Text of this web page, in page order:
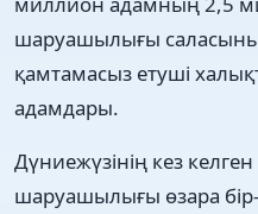
шаруашылығы
қамтамасыз етуші
адамдары.
Дүниежүзінің кез келген
шаруашылығы өзара